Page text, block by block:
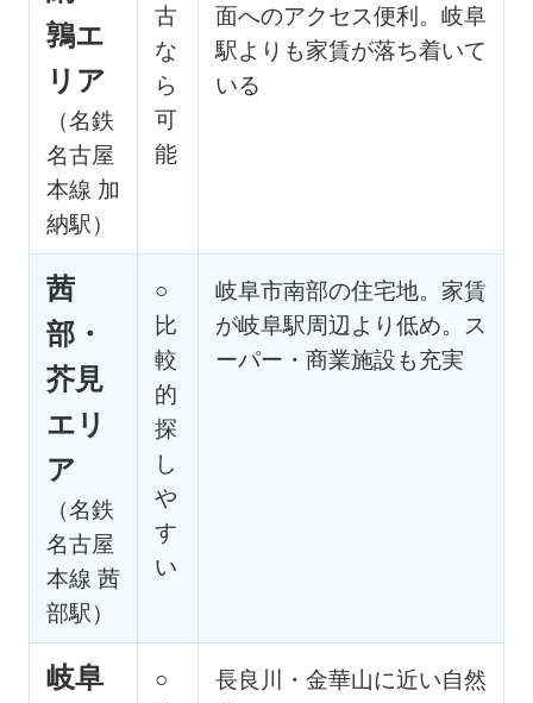
鶉エ
リア
（名鉄
名古屋
本線 加
納駅）
古
な
ら
可
能
面へのアクセス便利。岐阜
駅よりも家賃が落ち着いて
いる
茜
部・
芥見
エリ
ア
（名鉄
名古屋
本線 茜
部駅）
○
比
較
的
探
し
や
す
い
岐阜市南部の住宅地。家賃
が岐阜駅周辺より低め。ス
ーパー・商業施設も充実
岐阜
○
長良川・金華山に近い自然